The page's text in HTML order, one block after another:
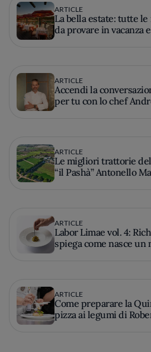
ARTICLE
La bella estate: tutte
da provare in vacanza
ARTICLE
Accendi la
per tu con lo chef
ARTICLE
Le migliori trattorie
“il Pashà” Antonello
ARTICLE
Labor Limae vol. 4:
spiega come nasce un
ARTICLE
Come preparare la
pizza ai legumi di